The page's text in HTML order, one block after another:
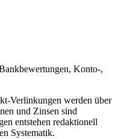
Konto-,
Verlinkungen werden über
und Zinsen sind
entstehen redaktionell
Systematik.